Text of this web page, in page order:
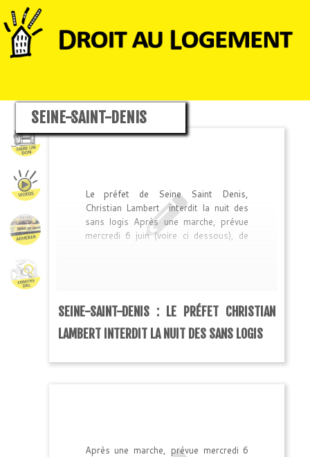
SEINE-SAINT-DENIS
Le préfet de Seine Saint Denis,
Christian Lambert interdit la nuit des
sans logis Après une marche, prévue
mercredi 6 juin (voire ci dessous), de
refuserait de recevoir ou de faire
recevoir une délégation, afin […]
SEINE-SAINT-DENIS : LE PRÉFET CHRISTIAN
LAMBERT INTERDIT LA NUIT DES SANS LOGIS
Après une marche, prévue mercredi 6